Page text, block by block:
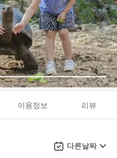
이용정보 리뷰
다른날짜